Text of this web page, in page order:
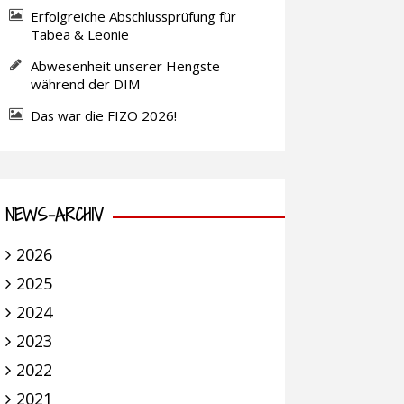
Erfolgreiche Abschlussprüfung für
Tabea & Leonie
Abwesenheit unserer Hengste
während der DIM
Das war die FIZO 2026!
NEWS-ARCHIV
2026
2025
2024
2023
2022
2021